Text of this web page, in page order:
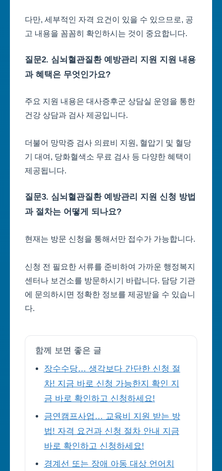
다만, 세부적인 자격 요건이 있을 수 있으므로, 공
고 내용을 꼼꼼히 확인하시는 것이 중요합니다.
질문2. 심뇌혈관질환 예방관리 지원 지원 내용
과 혜택은 무엇인가요?
주요 지원 내용은 대사증후군 상담실 운영을 통한
건강 상담과 검사 제공입니다.
더불어 망막증 검사 의료비 지원, 혈압기 및 혈당
기 대여, 당화혈색소 무료 검사 등 다양한 혜택이
제공됩니다.
질문3. 심뇌혈관질환 예방관리 지원 신청 방법
과 절차는 어떻게 되나요?
현재는 방문 신청을 통해서만 접수가 가능합니다.
신청 전 필요한 서류를 준비하여 가까운 행정복지
센터나 보건소를 방문하시기 바랍니다. 담당 기관
에 문의하시면 정확한 정보를 제공받을 수 있습니
다.
함께 보면 좋은 글
장수수당… 생각보다 간단한 신청 절
차! 지금 바로 신청 가능한지 확인 지
금 바로 확인하고 신청하세요!
금연캠프사업… 교육비 지원 받는 방
법! 자격 요건과 신청 절차 안내 지금
바로 확인하고 신청하세요!
경계선 또는 장애 아동 대상 언어치